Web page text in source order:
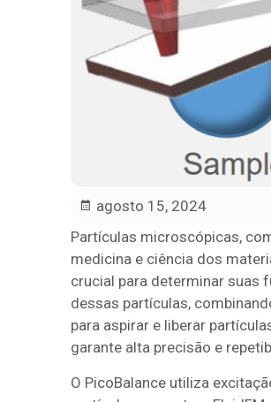
agosto 15, 2024
Partículas microscópicas,
medicina e ciência dos
crucial para determinar suas
dessas partículas,
para aspirar e liberar
garante alta precisão e
O PicoBalance utiliza